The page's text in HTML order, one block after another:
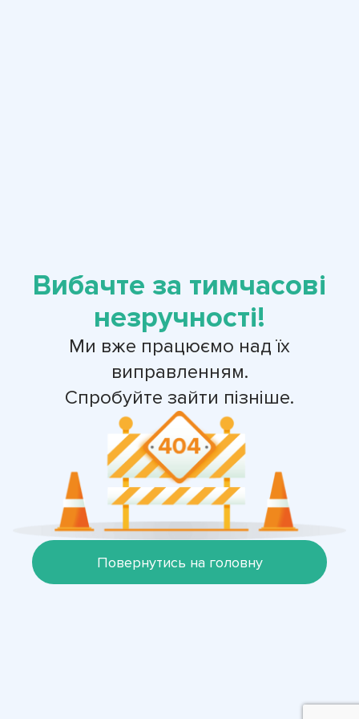
Вибачте за тимчасові
незручності!
Ми вже працюємо над їх
виправленням.
Спробуйте зайти пізніше.
Повернутись на головну